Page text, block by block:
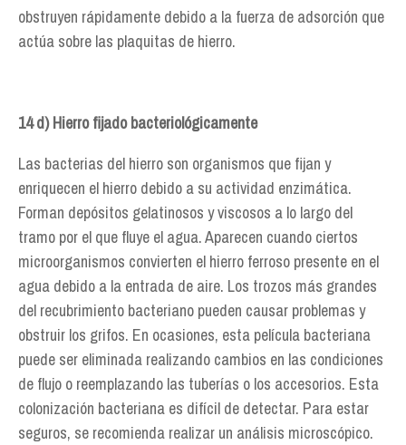
obstruyen rápidamente debido a la fuerza de adsorción que
actúa sobre las plaquitas de hierro.
14 d) Hierro fijado bacteriológicamente
Las bacterias del hierro son organismos que fijan y
enriquecen el hierro debido a su actividad enzimática.
Forman depósitos gelatinosos y viscosos a lo largo del
tramo por el que fluye el agua. Aparecen cuando ciertos
microorganismos convierten el hierro ferroso presente en el
agua debido a la entrada de aire. Los trozos más grandes
del recubrimiento bacteriano pueden causar problemas y
obstruir los grifos. En ocasiones, esta película bacteriana
puede ser eliminada realizando cambios en las condiciones
de flujo o reemplazando las tuberías o los accesorios. Esta
colonización bacteriana es difícil de detectar. Para estar
seguros, se recomienda realizar un análisis microscópico.